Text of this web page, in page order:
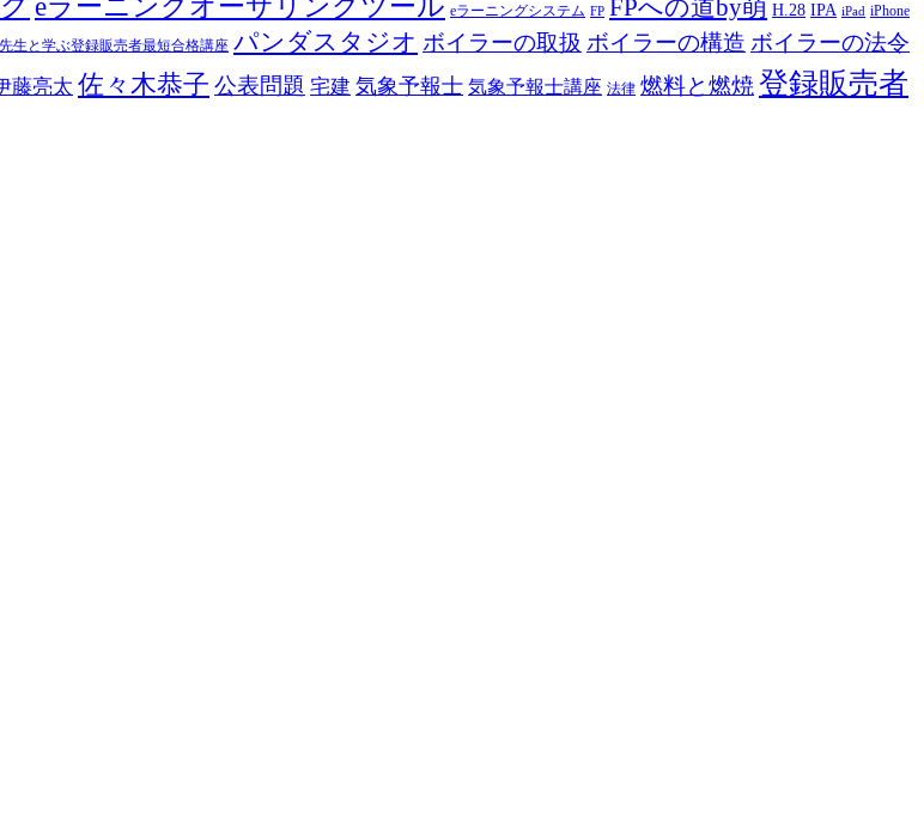
eラーニングオーサリングツール eラーニングシステム FP FPへの道by萌 H.28 IPA iPad iPhone
生と学ぶ登録販売者最短合格講座 パンダスタジオ ボイラーの取扱 ボイラーの構造 ボイラーの法令
藤亮太 佐々木恭子 公表問題 宅建 気象予報士 気象予報士講座 法律 燃料と燃焼 登録販売者